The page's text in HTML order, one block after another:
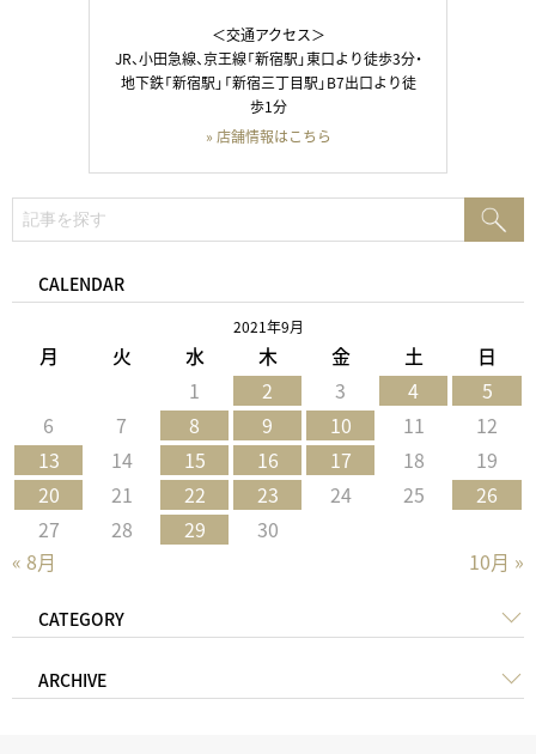
＜交通アクセス＞
JR、小田急線、京王線「新宿駅」東口より徒歩3分・
地下鉄「新宿駅」「新宿三丁目駅」B7出口より徒
歩1分
» 店舗情報はこちら
索:
CALENDAR
2021年9月
月 火 水 木 金 土 日
« 8月 10月 »
1 2 3 4
5
6
7 8 9 10 11
12
13
14 15 16 17 18
19
20
21 22 23 24 25
26
27
28 29 30
CATEGORY
ARCHIVE